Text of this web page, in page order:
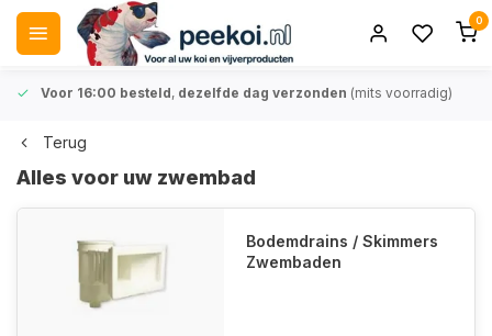
0
Voor 16:00 besteld, dezelfde dag verzonden (mits voorradig)
Terug
Alles voor uw zwembad
Bodemdrains / Skimmers
Zwembaden